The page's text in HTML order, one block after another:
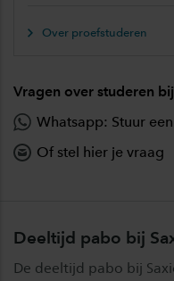
Over proefstuderen
Vragen over studeren
Whatsapp: Stuur
Of stel hier je vraag
Deeltijd pabo bij
De deeltijd pabo bij